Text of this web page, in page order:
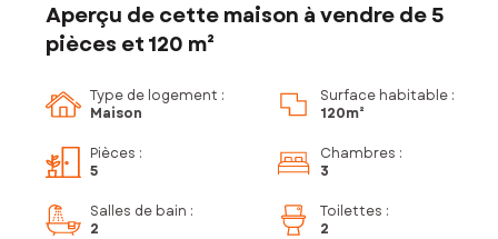
Aperçu de cette maison à vendre de 5
pièces et 120 m²
Type de logement :
Maison
Surface habitable :
120m²
Pièces :
5
Chambres :
3
Salles de bain :
2
Toilettes :
2